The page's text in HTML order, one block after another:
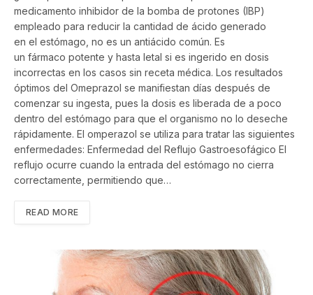
medicamento inhibidor de la bomba de protones (IBP)
empleado para reducir la cantidad de ácido generado
en el estómago, no es un antiácido común. Es
un fármaco potente y hasta letal si es ingerido en dosis
incorrectas en los casos sin receta médica. Los resultados
óptimos del Omeprazol se manifiestan días después de
comenzar su ingesta, pues la dosis es liberada de a poco
dentro del estómago para que el organismo no lo deseche
rápidamente. El omperazol se utiliza para tratar las siguientes
enfermedades: Enfermedad del Reflujo Gastroesofágico El
reflujo ocurre cuando la entrada del estómago no cierra
correctamente, permitiendo que…
READ MORE